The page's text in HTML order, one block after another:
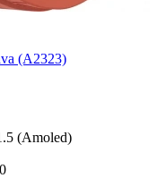
(A2323)
(Amoled)